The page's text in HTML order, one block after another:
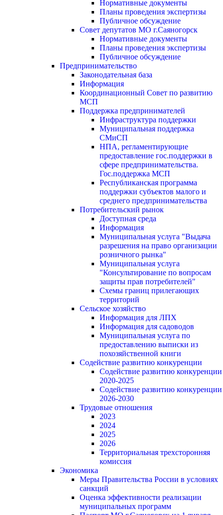
Нормативные документы
Планы проведения экспертизы
Публичное обсуждение
Совет депутатов МО г.Саяногорск
Нормативные документы
Планы проведения экспертизы
Публичное обсуждение
Предпринимательство
Законодательная база
Информация
Координационный Совет по развитию
МСП
Поддержка предпринимателей
Инфраструктура поддержки
Муниципальная поддержка
СМиСП
НПА, регламентирующие
предоставление гос.поддержки в
сфере предпринимательства.
Гос.поддержка МСП
Республиканская программа
поддержки субъектов малого и
среднего предпринимательства
Потребительский рынок
Доступная среда
Информация
Муниципальная услуга "Выдача
разрешения на право организации
розничного рынка"
Муниципальная услуга
"Консультирование по вопросам
защиты прав потребителей"
Схемы границ прилегающих
территорий
Сельское хозяйство
Информация для ЛПХ
Информация для садоводов
Муниципальная услуга по
предоставлению выписки из
похозяйственной книги
Содействие развитию конкуренции
Содействие развитию конкуренции
2020-2025
Содействие развитию конкуренции
2026-2030
Трудовые отношения
2023
2024
2025
2026
Территориальная трехсторонняя
комиссия
Экономика
Меры Правительства России в условиях
санкций
Оценка эффективности реализации
муниципальных программ